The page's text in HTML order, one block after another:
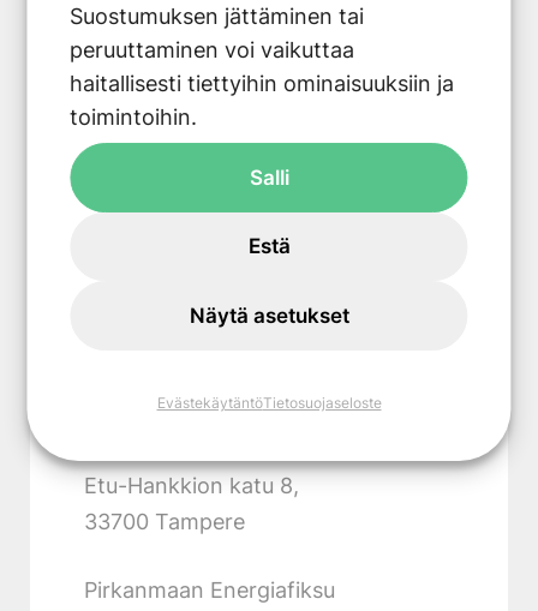
Suostumuksen jättäminen tai
peruuttaminen voi vaikuttaa
haitallisesti tiettyihin ominaisuuksiin ja
toimintoihin.
Salli
Estä
Näytä asetukset
EvästekäytäntöTietosuojaseloste
4.6 / 5
Googlearvostelut
96%
Tyytyväisiä asiakkaita
+ 10 000
Kuluttaja- ja yritysasiakasta
Etu-Hankkion katu 8,
33700 Tampere
Pirkanmaan Energiafiksu